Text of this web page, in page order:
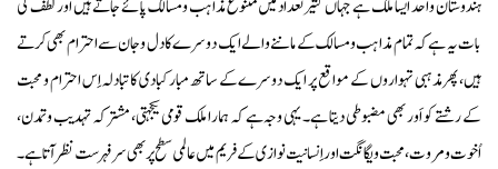
ہندوستان واحد ایسا ملک ہے جہاں کثیرتعداد میں متنوع مذاہب ومسالک پائے جاتے ہیں اور لطف کی
بات یہ ہے کہ تمام مذاہب ومسالک کے ماننے والے ایک دوسرے کا دل وجان سے احترام بھی کرتے
ہیں، پھرمذہبی تہواروں کے مواقع پر ایک دوسرے کے ساتھ مبارکبادی کا تبادلہ اِس احترام و محبت
کے رشتے کو اَور بھی مضبوطی دیتا ہے۔ یہی وجہ ہے کہ ہمارا ملک قومی یکجہتی، مشترکہ تہدیب وتمدن،
اُخوت ومروت، محبت و یگانگت اور اِنسانیت نوازی کےفریم میں عالمی سطح پر بھی سرفہرست نظر آتا ہے۔